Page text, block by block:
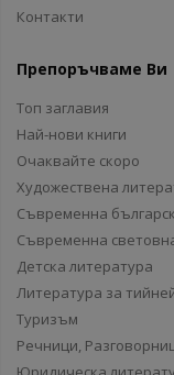
Контакти
Препоръчваме Ви
Топ заглавия
Най-нови книги
Очаквайте скоро
Художествена
Съвременна
Съвременна
Детска литература
Литература за
Туризъм
Речници,